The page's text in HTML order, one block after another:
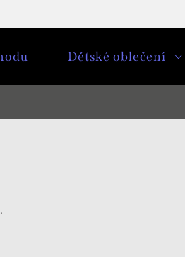
Dětské oblečení